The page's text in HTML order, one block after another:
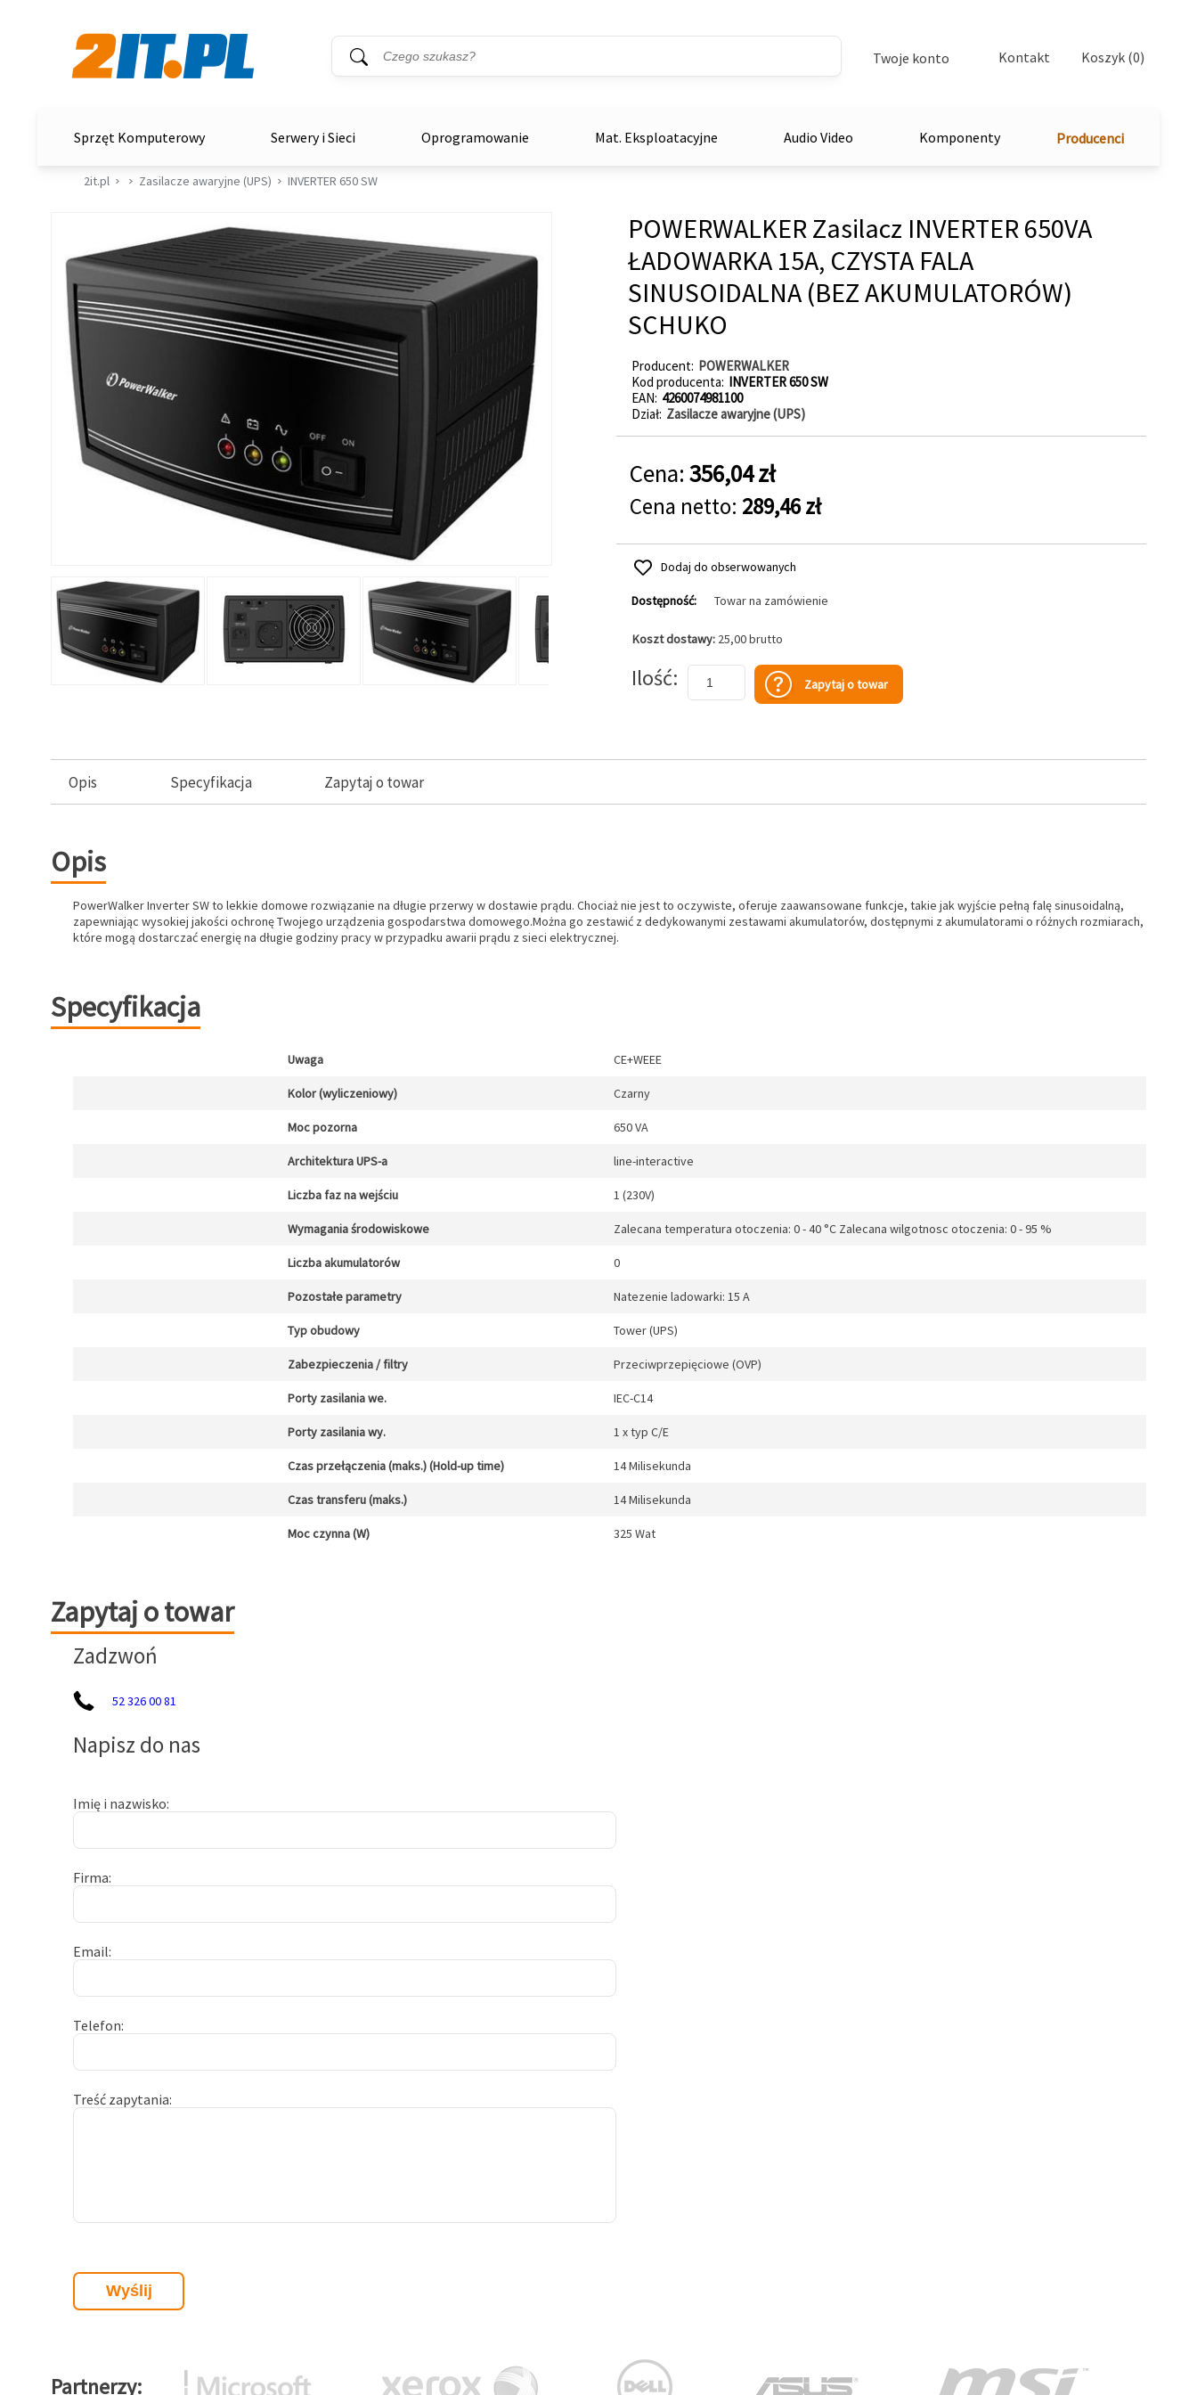
Wyszukiwarka
Słowo kluczowe
Twoje konto Kontakt Koszyk (0)
Sprzęt Komputerowy Serwery i Sieci Oprogramowanie Mat. Eksploatacyjne Audio Video Komponenty Producenci
2it.pl Zasilacze awaryjne (UPS) INVERTER 650 SW
POWERWALKER Zasilacz INVERTER 650VA
ŁADOWARKA 15A, CZYSTA FALA
SINUSOIDALNA (BEZ AKUMULATORÓW)
SCHUKO
Producent POWERWALKER
Kod producenta INVERTER 650 SW
EAN 4260074981100
Dział Zasilacze awaryjne (UPS)
Cena: 356,04 zł
Cena netto: 289,46 zł
Dodaj do obserwowanych
Dostępność: Towar na zamówienie
Koszt dostawy: 25,00 brutto
Ilość Zapytaj o towar
Opis Specyfikacja Zapytaj o towar
Opis
PowerWalker Inverter SW to lekkie domowe rozwiązanie na długie przerwy w dostawie prądu. Chociaż nie jest to oczywiste, oferuje zaawansowane funkcje, takie jak wyjście pełną falę sinusoidalną,
zapewniając wysokiej jakości ochronę Twojego urządzenia gospodarstwa domowego.Można go zestawić z dedykowanymi zestawami akumulatorów, dostępnymi z akumulatorami o różnych rozmiarach,
które mogą dostarczać energię na długie godziny pracy w przypadku awarii prądu z sieci elektrycznej.
Specyfikacja
Uwaga CE+WEEE
Kolor (wyliczeniowy) Czarny
Moc pozorna 650 VA
Architektura UPS-a line-interactive
Liczba faz na wejściu 1 (230V)
Wymagania środowiskowe Zalecana temperatura otoczenia: 0 - 40 °C Zalecana wilgotnosc otoczenia: 0 - 95 %
Liczba akumulatorów 0
Pozostałe parametry Natezenie ladowarki: 15 A
Typ obudowy Tower (UPS)
Zabezpieczenia / filtry Przeciwprzepięciowe (OVP)
Porty zasilania we. IEC-C14
Porty zasilania wy. 1 x typ C/E
Czas przełączenia (maks.) (Hold-up time) 14 Milisekunda
Czas transferu (maks.) 14 Milisekunda
Moc czynna (W) 325 Wat
Zapytaj o towar
Zapytaj o towar
Zadzwoń
52 326 00 81
Napisz do nas
Imię i nazwisko
Firma
Email
Telefon
Treść zapytania
Partnerzy